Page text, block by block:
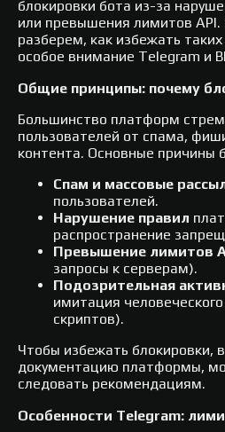
блокировки бота из-за
или превышения лимитов API.
разберем, как избежать
особое внимание Telegram и
Общие принципы: почему
Большинство платформ
пользователей от спама,
контента. Основные причины
Спам и массовые
пользователей.
Нарушение правил
распространение
Превышение лимитов
запросы к серверам).
Подозрительная
имитация
скриптов).
Чтобы избежать блокировки,
документацию платформы,
следовать рекомендациям.
Особенности Telegram: